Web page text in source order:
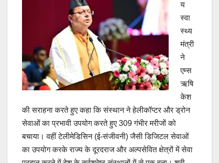
य
स्वा
स्थ्य
मंत्री
ने
एम्स
ऋषि
केश
की सराहना करते हुए कहा कि संस्थान ने हेलीकॉप्टर और ड्रोन
सेवाओं का प्रभावी उपयोग करते हुए 309 गंभीर मरीजों को
बचाया। वहीं टेलीमेडिसिन (ई-संजीवनी) जैसी डिजिटल सेवाओं
का उपयोग करके राज्य के दूरदराज और अल्पसेवित क्षेत्रों में सेवा